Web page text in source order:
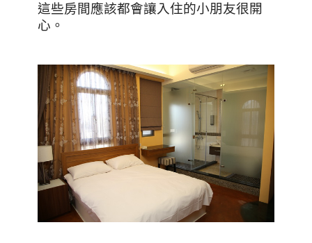
這些房間應該都會讓入住的小朋友很開
心。